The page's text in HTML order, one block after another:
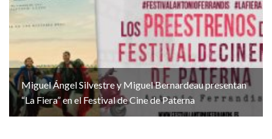
Miguel Ángel Silvestre y Miguel Bernardeau presentan
“La Fiera” en el Festival de Cine de Paterna